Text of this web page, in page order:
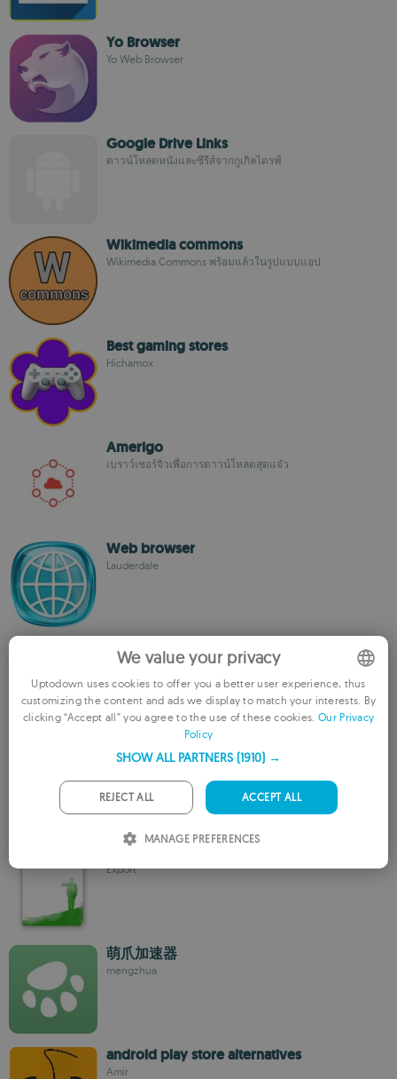
Yo Browser
Yo Web Browser
Google Drive Links
ดาวน์โหลดหนังและซีรีส์จากกูเกิลไดรฟ์
Wikimedia commons
Wikimedia Commons พร้อมแล้วในรูปแบบแอป
Best gaming stores
Hichamox
Amerigo
เบราว์เซอร์จิ๋วเพื่อการดาวน์โหลดสุดแจ๋ว
Web browser
Lauderdale
LIFI SuperFast Browser and Downloads
AjayParsedia
AndroRuse
แหล่งรวมเคล็ดลับเด็ด ๆ สำหรับการใช้สมาร์ตโฟนและบล็อก
Export
萌爪加速器
mengzhua
android play store alternatives
Amir
ENGLISH
We value your privacy
Uptodown uses cookies to offer you a better user experience, thus
customizing the content and ads we display to match your interests. By
clicking “Accept all” you agree to the use of these cookies. Our Privacy
Policy
SHOW ALL PARTNERS (1910) →
ACCEPT ALL
REJECT ALL
MANAGE PREFERENCES